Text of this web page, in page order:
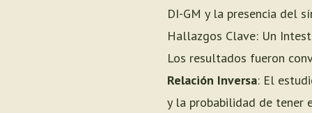
DI-GM y la presencia del
Hallazgos Clave: Un
Los resultados fueron
Relación Inversa: El
y la probabilidad de tener